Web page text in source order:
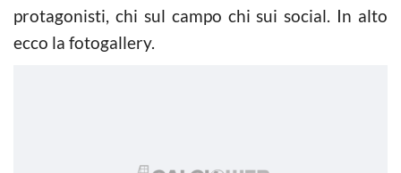
protagonisti, chi sul campo chi sui social. In alto
ecco la fotogallery.